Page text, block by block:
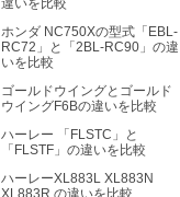
違いを比較
ホンダ NC750Xの型式「EBL-
RC72」と「2BL-RC90」の違
いを比較
ゴールドウイングとゴールド
ウイングF6Bの違いを比較
ハーレー 「FLSTC」と
「FLSTF」の違いを比較
ハーレーXL883L XL883N
XL883R の違いを比較